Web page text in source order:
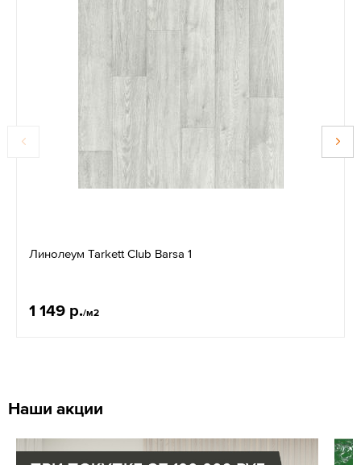
Линолеум Tarkett Club Barsa 1
1 149 р./м2
Наши акции